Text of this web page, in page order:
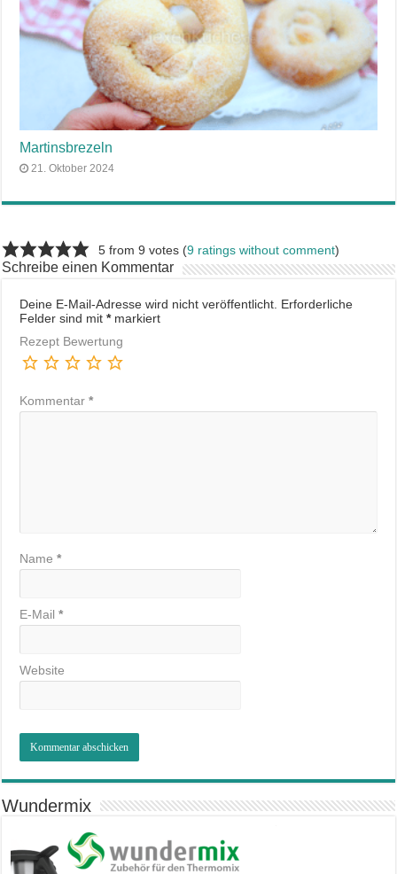
Martinsbrezeln
21. Oktober 2024
5 from 9 votes (9 ratings without comment)
Schreibe einen Kommentar
Deine E-Mail-Adresse wird nicht veröffentlicht. Erforderliche
Felder sind mit*markiert
Rezept Bewertung
Kommentar*
Name*
E-Mail*
Website
Wundermix